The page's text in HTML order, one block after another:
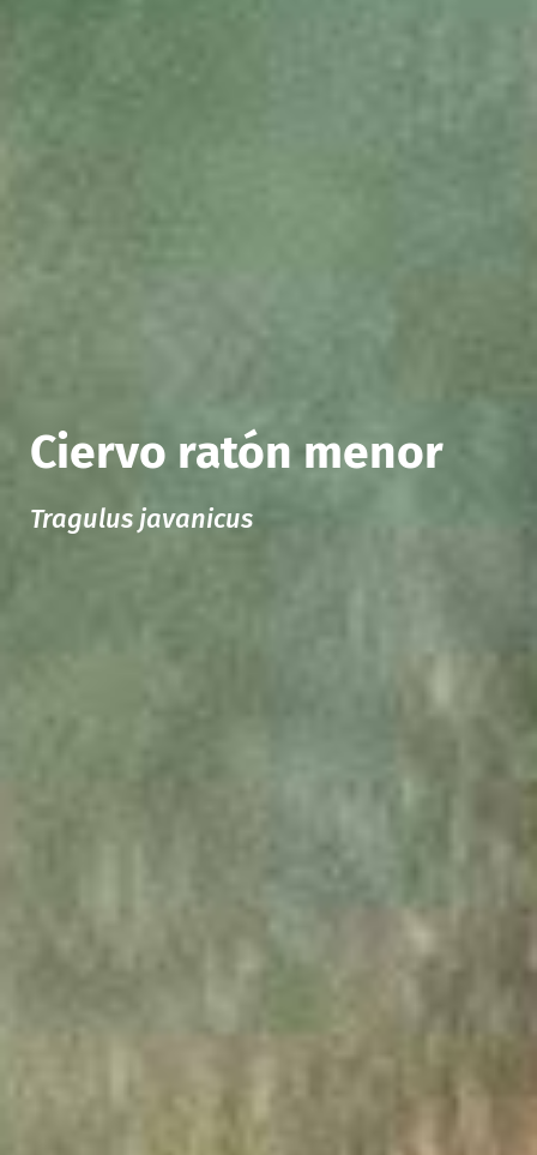
Ciervo ratón menor
Tragulus javanicus